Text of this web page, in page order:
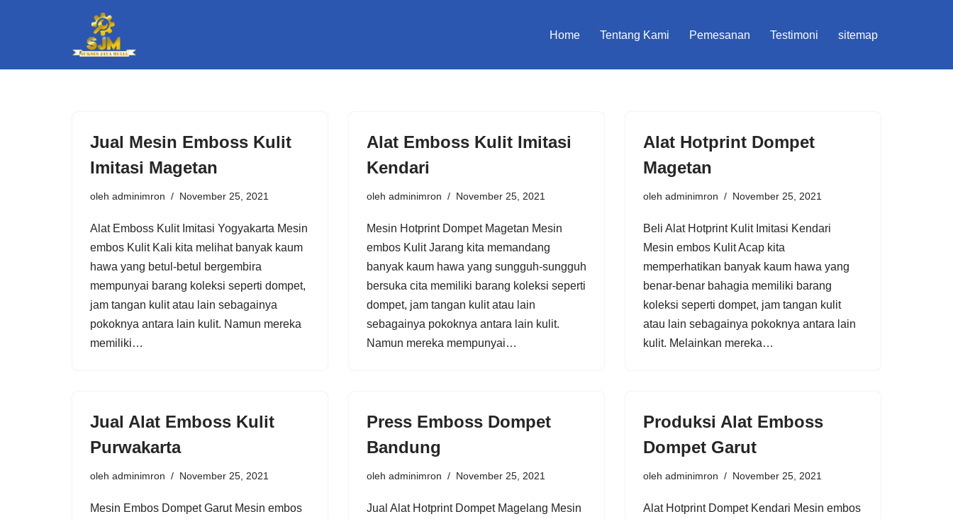
Home Tentang Kami Pemesanan Testimoni sitemap
Jual Mesin Emboss Kulit
Imitasi Magetan
oleh adminimron November 25, 2021
Alat Emboss Kulit Imitasi Yogyakarta Mesin
embos Kulit Kali kita melihat banyak kaum
hawa yang betul-betul bergembira
mempunyai barang koleksi seperti dompet,
jam tangan kulit atau lain sebagainya
pokoknya antara lain kulit. Namun mereka
memiliki…
Alat Emboss Kulit Imitasi
Kendari
oleh adminimron November 25, 2021
Mesin Hotprint Dompet Magetan Mesin
embos Kulit Jarang kita memandang
banyak kaum hawa yang sungguh-sungguh
bersuka cita memiliki barang koleksi seperti
dompet, jam tangan kulit atau lain
sebagainya pokoknya antara lain kulit.
Namun mereka mempunyai…
Alat Hotprint Dompet
Magetan
oleh adminimron November 25, 2021
Beli Alat Hotprint Kulit Imitasi Kendari
Mesin embos Kulit Acap kita
memperhatikan banyak kaum hawa yang
benar-benar bahagia memiliki barang
koleksi seperti dompet, jam tangan kulit
atau lain sebagainya pokoknya antara lain
kulit. Melainkan mereka…
Jual Alat Emboss Kulit
Purwakarta
oleh adminimron November 25, 2021
Mesin Embos Dompet Garut Mesin embos
Press Emboss Dompet
Bandung
oleh adminimron November 25, 2021
Jual Alat Hotprint Dompet Magelang Mesin
Produksi Alat Emboss
Dompet Garut
oleh adminimron November 25, 2021
Alat Hotprint Dompet Kendari Mesin embos